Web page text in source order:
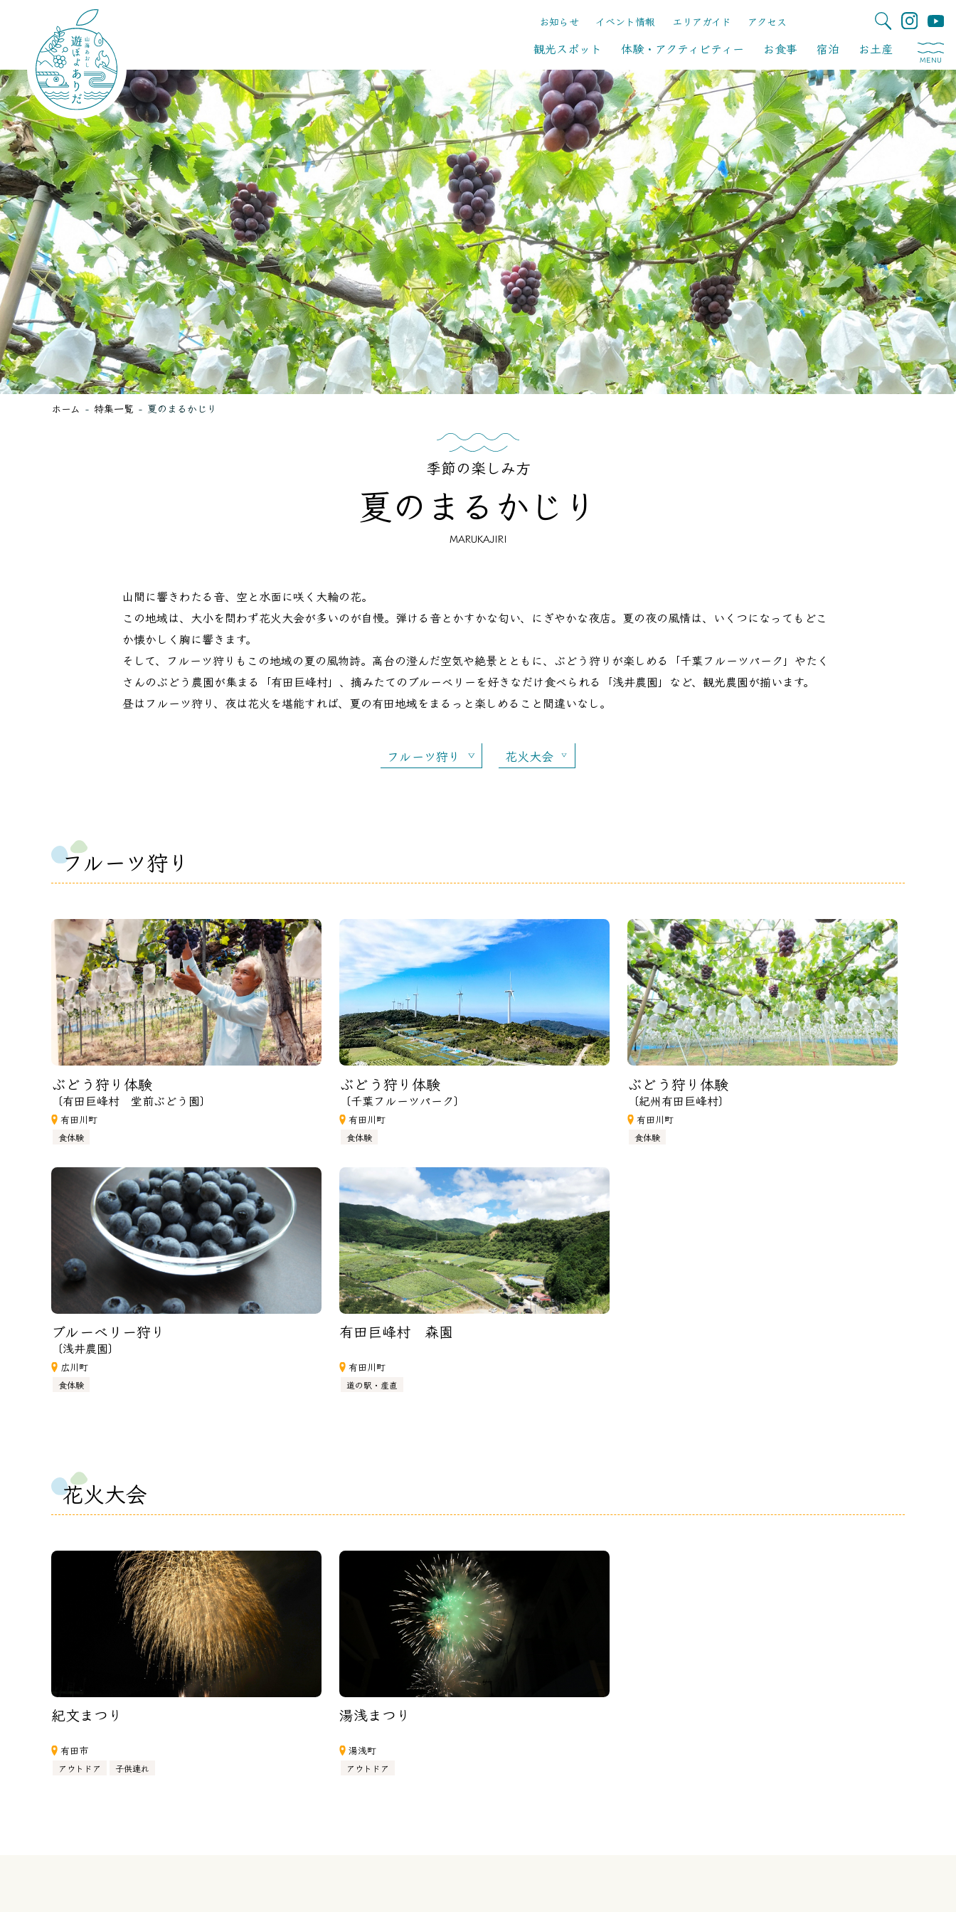
お知らせ イベント情報 エリアガイド アクセス
観光スポット 体験・アクティビティー お食事 宿泊 お土産
MENU
ホーム 特集一覧 夏のまるかじり
季節の楽しみ方
夏のまるかじり
MARUKAJIRI
山間に響きわたる音、空と水面に咲く大輪の花。
この地域は、大小を問わず花火大会が多いのが自慢。弾ける音とかすかな匂い、にぎやかな夜店。夏の夜の風情は、いくつになってもどこ
か懐かしく胸に響きます。
そして、フルーツ狩りもこの地域の夏の風物詩。高台の澄んだ空気や絶景とともに、ぶどう狩りが楽しめる「千葉フルーツパーク」やたく
さんのぶどう農園が集まる「有田巨峰村」、摘みたてのブルーベリーを好きなだけ食べられる「浅井農園」など、観光農園が揃います。
昼はフルーツ狩り、夜は花火を堪能すれば、夏の有田地域をまるっと楽しめること間違いなし。
フルーツ狩り 花火大会
フルーツ狩り
ぶどう狩り体験
〔有田巨峰村 堂前ぶどう園〕
有田川町
食体験
ぶどう狩り体験
〔千葉フルーツパーク〕
有田川町
食体験
ぶどう狩り体験
〔紀州有田巨峰村〕
有田川町
食体験
ブルーベリー狩り
〔浅井農園〕
広川町
食体験
有田巨峰村　森園
有田川町
道の駅・産直
花火大会
紀文まつり
有田市
アウトドア 子供連れ
湯浅まつり
湯浅町
アウトドア